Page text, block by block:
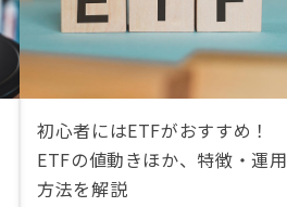
初心者にはETFがおすすめ！
ETFの値動きほか、特徴・運用
方法を解説